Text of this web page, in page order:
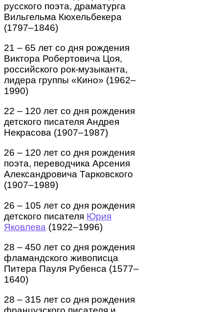
русского поэта, драматурга
Вильгельма Кюхельбекера
(1797–1846)
21 – 65 лет со дня рождения
Виктора Робертовича Цоя,
российского рок-музыканта,
лидера группы «Кино» (1962–
1990)
22 – 120 лет со дня рождения
детского писателя Андрея
Некрасова (1907–1987)
26 – 120 лет со дня рождения
поэта, переводчика Арсения
Александровича Тарковского
(1907–1989)
26 – 105 лет со дня рождения
детского писателя Юрия
Яковлева (1922–1996)
28 – 450 лет со дня рождения
фламандского живописца
Питера Пауля Рубенса (1577–
1640)
28 – 315 лет со дня рождения